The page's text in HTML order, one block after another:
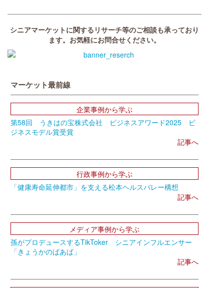
シニアマーケットに関するリサーチ等のご相談も承っており
ます。お気軽にお問合せください。
マーケット最前線
企業事例から学ぶ
第58回 うきはの宝株式会社 ビジネスアワード2025 ビ
ジネスモデル賞受賞
記事へ
行政事例から学ぶ
「健康寿命延伸都市」を支える松本ヘルスバレー構想
記事へ
メディア事例から学ぶ
孫がプロデュースするTikToker シニアインフルエンサー
「きょうかのばあば」
記事へ